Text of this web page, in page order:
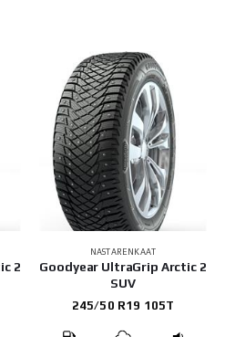
2
NASTARENKAAT
Goodyear UltraGrip Arctic 2
SUV
245/50 R19 105T